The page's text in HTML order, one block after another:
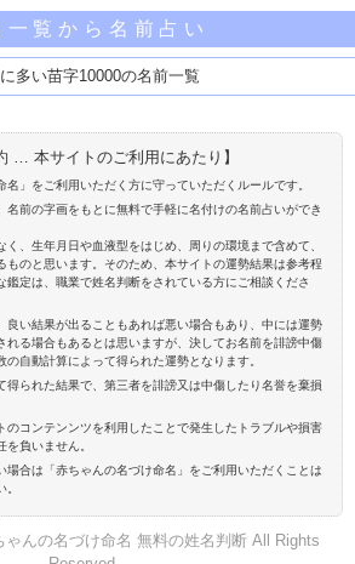
一覧から名前占い
多い苗字10000の名前一覧
… 本サイトのご利用にあたり】
」をご利用いただく方に守っていただくルールです。
名前の字画をもとに無料で手軽に名付けの名前占いができ
、生年月日や血液型をはじめ、周りの環境まで含めて、
ものと思います。そのため、本サイトの運勢結果は参考程
鑑定は、職業で姓名判断をされている方にご相談くださ
良い結果が出ることもあれば悪い場合もあり、中には運勢
れる場合もあるとは思いますが、決してお名前を誹謗中傷
自動計算によって得られた運勢となります。
得られた結果で、第三者を誹謗又は中傷したり名誉を棄損
のコンテンンツを利用したことで発生したトラブルや損害
負いません。
場合は「赤ちゃんの名づけ命名」をご利用いただくことは
ゃんの名づけ命名 無料の姓名判断 All Rights